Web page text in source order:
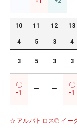
10 11 12 13
4 5 3 4
3 5 3 3
-1
ー ー
-1
アルバトロス イー